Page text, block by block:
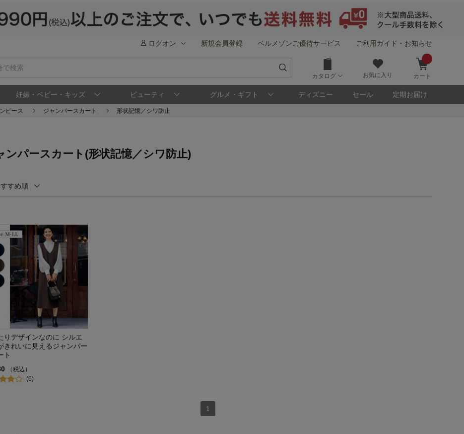
ログオン 新規会員登録 ベルメゾンご優待サービス ご利用ガイド・お知らせ
カタログ お気に入り カート
妊娠・ベビー・キッズ ビューティ グルメ・ギフト ディズニー セール 定期お届け
ピース ジャンパースカート 形状記憶／シワ防止
ンパースカート(形状記憶／シワ防止)
すめ順
りデザインなのに シルエ
きれいに見えるジャンパー
ト
（税込）
(6)
1